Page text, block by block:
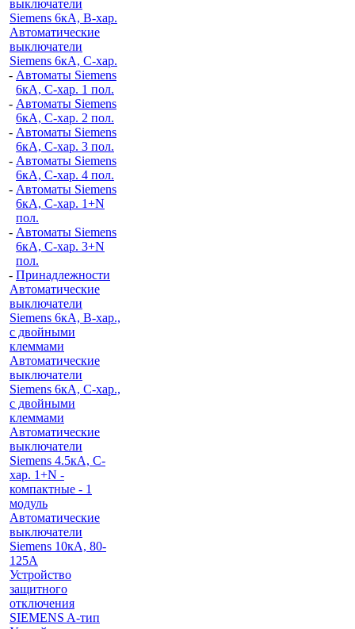
выключатели
Siemens 6кА, B-хар.
Автоматические
выключатели
Siemens 6кА, С-хар.
- Автоматы Siemens
6кА, C-хар. 1 пол.
- Автоматы Siemens
6кА, C-хар. 2 пол.
- Автоматы Siemens
6кА, C-хар. 3 пол.
- Автоматы Siemens
6кА, C-хар. 4 пол.
- Автоматы Siemens
6кА, C-хар. 1+N
пол.
- Автоматы Siemens
6кА, C-хар. 3+N
пол.
- Принадлежности
Автоматические
выключатели
Siemens 6кА, B-хар.,
с двойными
клеммами
Автоматические
выключатели
Siemens 6кА, C-хар.,
с двойными
клеммами
Автоматические
выключатели
Siemens 4.5кА, C-
хар. 1+N -
компактные - 1
модуль
Автоматические
выключатели
Siemens 10кА, 80-
125A
Устройство
защитного
отключения
SIEMENS A-тип